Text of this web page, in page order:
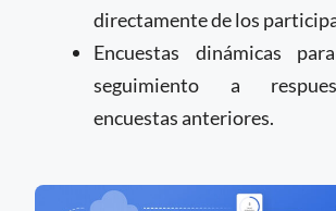
directamente de los
Encuestas dinámicas
seguimiento a
encuestas anteriores.